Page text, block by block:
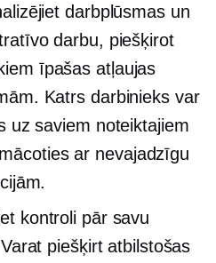
darbplūsmas un
darbu, piešķirot
īpašas atļaujas
Katrs darbinieks var
uz saviem noteiktajiem
ar nevajadzīgu
kontroli pār savu
piešķirt atbilstošas